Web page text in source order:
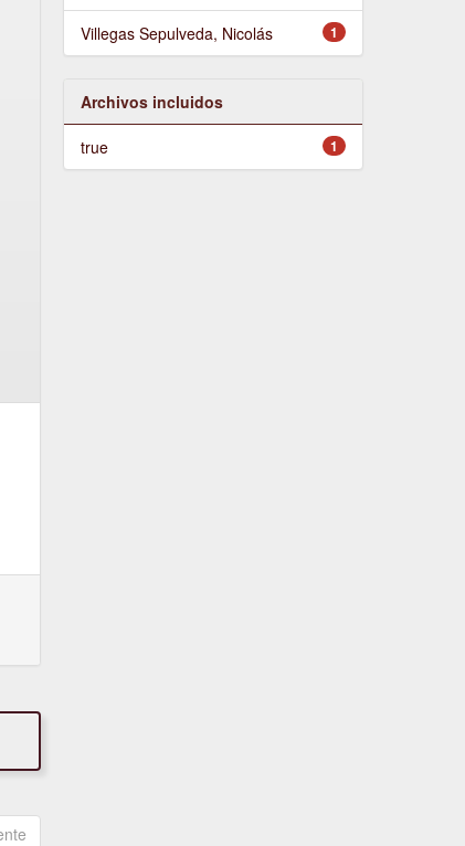
1
Villegas Sepulveda, Nicolás
Archivos incluidos
1
true